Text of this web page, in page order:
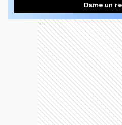
Dame un
Ads